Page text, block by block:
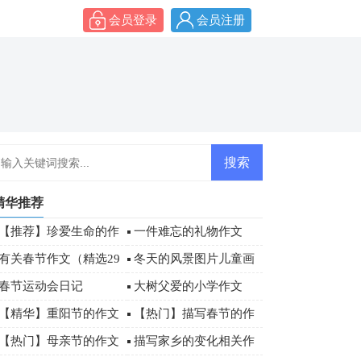
会员登录 会员注册
华推荐
推荐】珍爱生命的作
300字集锦六篇
一件难忘的礼物作文
关春节作文（精选29
）
冬天的风景图片儿童画
作品
节运动会日记 大树父爱的小学作文
精华】重阳节的作文
字汇编10篇
【热门】描写春节的作
文600字锦集五篇
热门】母亲节的作文 描写家乡的变化相关作